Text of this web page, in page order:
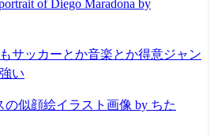
サッカーとか音楽とか得意ジャン
い